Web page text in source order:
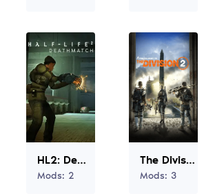
HL2: Deathmatch
Mods: 2
The Division 2
Mods: 3